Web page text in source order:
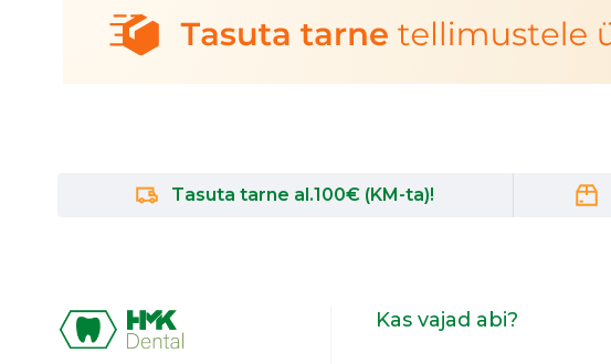
Tasuta tarne al.100€ (KM-ta)!
Kas vajad abi?